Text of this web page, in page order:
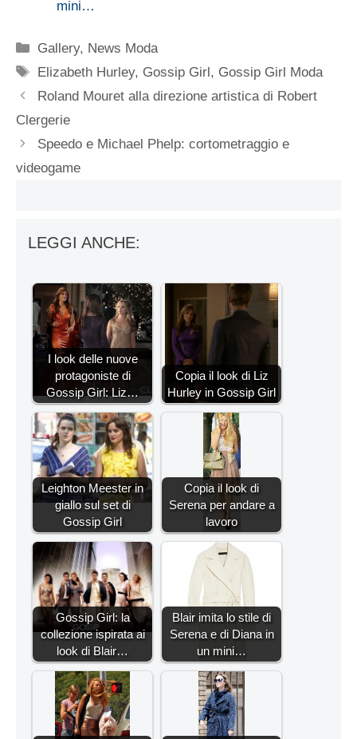
mini…
Categorie
Gallery, News Moda
Tag
Elizabeth Hurley, Gossip Girl , Gossip Girl Moda
Roland Mouret alla direzione artistica di Robert
Clergerie
Speedo e Michael Phelp: cortometraggio e
videogame
LEGGI ANCHE:
I look delle nuove
protagoniste di
Gossip Girl: Liz…
Copia il look di Liz
Hurley in Gossip Girl
Leighton Meester in
giallo sul set di
Gossip Girl
Copia il look di
Serena per andare a
lavoro
Gossip Girl: la
collezione ispirata ai
look di Blair…
Blair imita lo stile di
Serena e di Diana in
un mini…